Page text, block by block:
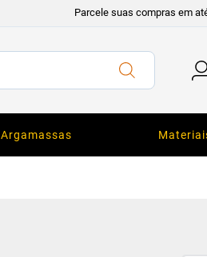
Parcele suas compras em
Argamassas